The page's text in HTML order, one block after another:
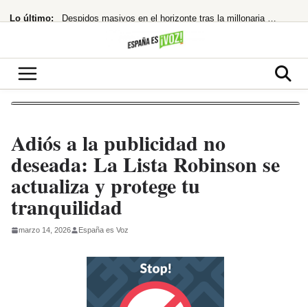
al Lo último: Despidos masivos en el horizonte tras la millonaria compra
¡Santander se lanza a por el 10% de Brasil! ¿El asalto a los 13€ es inminente?
Adiós a la publicidad no
deseada: La Lista Robinson se
actualiza y protege tu
tranquilidad
marzo 14, 2026 España es Voz